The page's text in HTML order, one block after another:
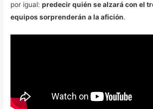
por igual:predecir quién se alzará con el
equipos sorprenderán a la afición.